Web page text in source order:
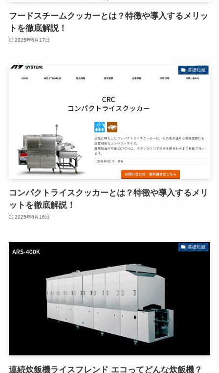
フードスチームクッカーとは？特徴や導入するメリッ
トを徹底解説！
2025年6月17日
基礎知識
コンパクトライスクッカーとは？特徴や導入するメリ
ットを徹底解説！
2025年6月16日
基礎知識
連続炊飯機ライスフレンド エコってどんな炊飯機？